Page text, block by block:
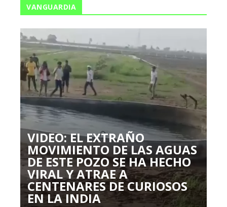
VANGUARDIA
VIDEO: EL EXTRAÑO
MOVIMIENTO DE LAS AGUAS
DE ESTE POZO SE HA HECHO
VIRAL Y ATRAE A
CENTENARES DE CURIOSOS
EN LA INDIA